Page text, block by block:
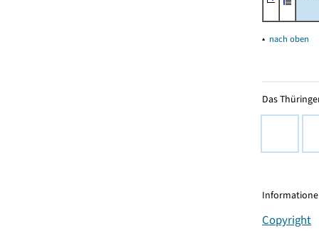
▴ nach oben
Das
Copyright